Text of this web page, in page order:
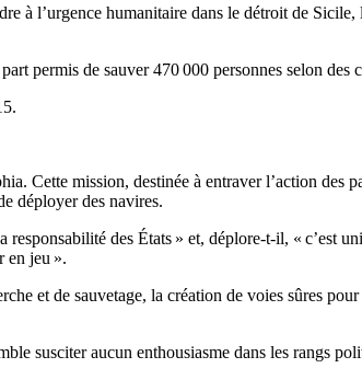
à l’urgence humanitaire dans le détroit de
permis de sauver 470 000 personnes selon des
Cette mission, destinée à entraver l’action des
déployer des navires.
des États » et, déplore-t-il, « c’est
en jeu ».
et de sauvetage, la création de voies sûres
susciter aucun enthousiasme dans les rangs